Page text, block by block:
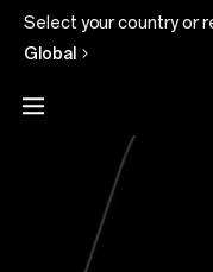
Select your country or
Global